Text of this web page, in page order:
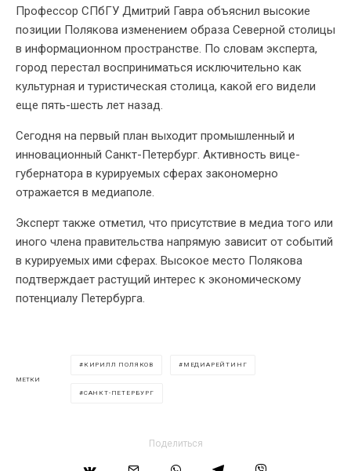
Профессор СПбГУ Дмитрий Гавра объяснил высокие
позиции Полякова изменением образа Северной столицы
в информационном пространстве. По словам эксперта,
город перестал восприниматься исключительно как
культурная и туристическая столица, какой его видели
еще пять-шесть лет назад.
Сегодня на первый план выходит промышленный и
инновационный Санкт-Петербург. Активность вице-
губернатора в курируемых сферах закономерно
отражается в медиаполе.
Эксперт также отметил, что присутствие в медиа того или
иного члена правительства напрямую зависит от событий
в курируемых ими сферах. Высокое место Полякова
подтверждает растущий интерес к экономическому
потенциалу Петербурга.
МЕТКИ
КИРИЛЛ ПОЛЯКОВ МЕДИАРЕЙТИНГ
САНКТ-ПЕТЕРБУРГ
Поделиться